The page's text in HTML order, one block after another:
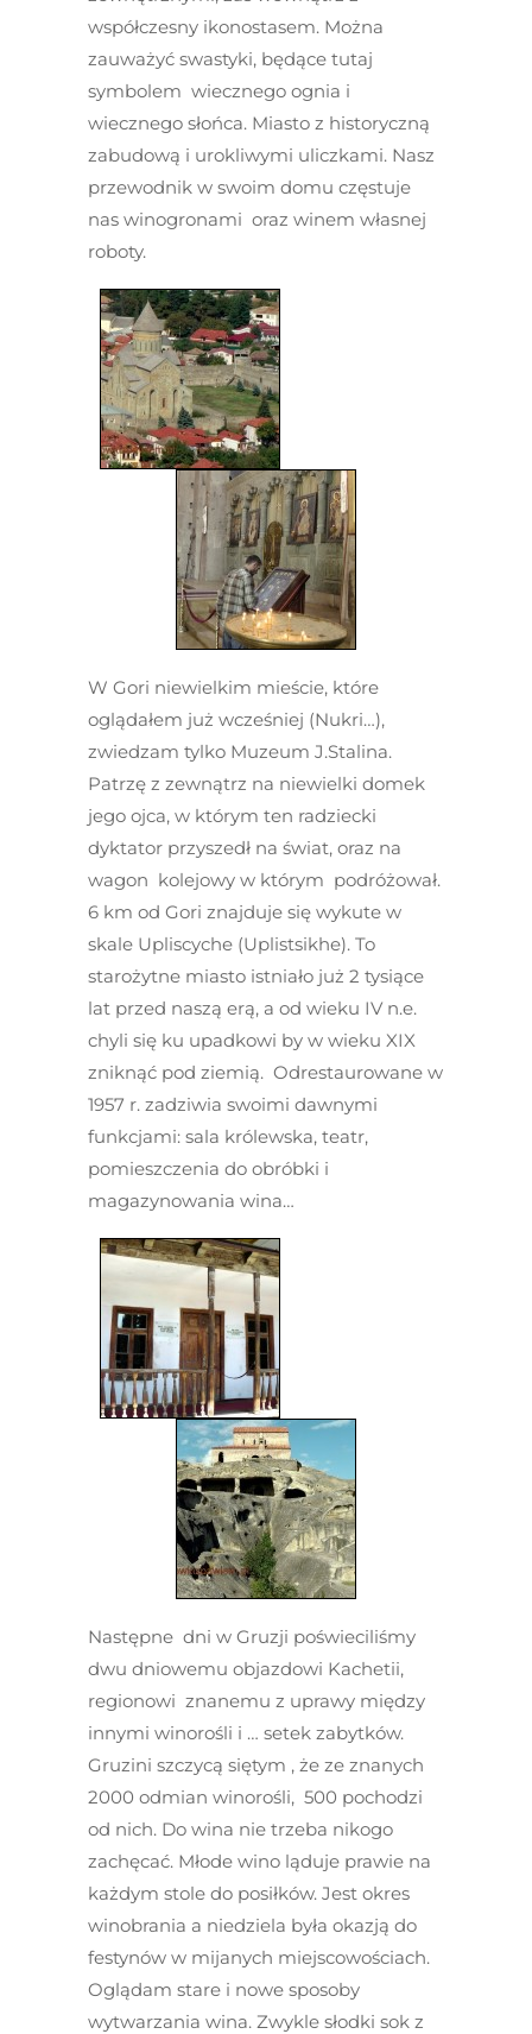
współczesny ikonostasem. Można
zauważyć swastyki, będące tutaj
symbolem wiecznego ognia i
wiecznego słońca. Miasto z historyczną
zabudową i urokliwymi uliczkami. Nasz
przewodnik w swoim domu częstuje
nas winogronami oraz winem własnej
roboty.
W Gori niewielkim mieście, które
oglądałem już wcześniej (Nukri…),
zwiedzam tylko Muzeum J.Stalina.
Patrzę z zewnątrz na niewielki domek
jego ojca, w którym ten radziecki
dyktator przyszedł na świat, oraz na
wagon kolejowy w którym podróżował.
6 km od Gori znajduje się wykute w
skale Upliscyche (Uplistsikhe). To
starożytne miasto istniało już 2 tysiące
lat przed naszą erą, a od wieku IV n.e.
chyli się ku upadkowi by w wieku XIX
zniknąć pod ziemią. Odrestaurowane w
1957 r. zadziwia swoimi dawnymi
funkcjami: sala królewska, teatr,
pomieszczenia do obróbki i
magazynowania wina…
Następne dni w Gruzji poświeciliśmy
dwu dniowemu objazdowi Kachetii,
regionowi znanemu z uprawy między
innymi winorośli i … setek zabytków.
Gruzini szczycą siętym , że ze znanych
2000 odmian winorośli, 500 pochodzi
od nich. Do wina nie trzeba nikogo
zachęcać. Młode wino ląduje prawie na
każdym stole do posiłków. Jest okres
winobrania a niedziela była okazją do
festynów w mijanych miejscowościach.
Oglądam stare i nowe sposoby
wytwarzania wina. Zwykle słodki sok z